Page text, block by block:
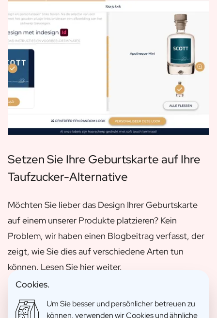
Setzen Sie Ihre Geburtskarte auf Ihre
Taufzucker-Alternative
Möchten Sie lieber das Design Ihrer Geburtskarte
auf einem unserer Produkte platzieren? Kein
Problem, wir haben einen Blogbeitrag verfasst, der
zeigt, wie Sie dies auf verschiedene Arten tun
können. Lesen Sie hier weiter.
Lesen Sie den Blog
Cookies.
Um Sie besser und persönlicher betreuen zu
können, verwenden wir Cookies und ähnliche